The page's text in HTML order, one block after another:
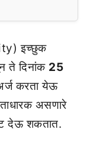
इच्छुक
ते दिनांक 25
करता येऊ
असणारे
देऊ शकतात.